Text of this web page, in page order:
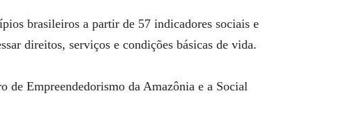
brasileiros a partir de 57 indicadores sociais e
direitos, serviços e condições básicas de vida.
de Empreendedorismo da Amazônia e a Social